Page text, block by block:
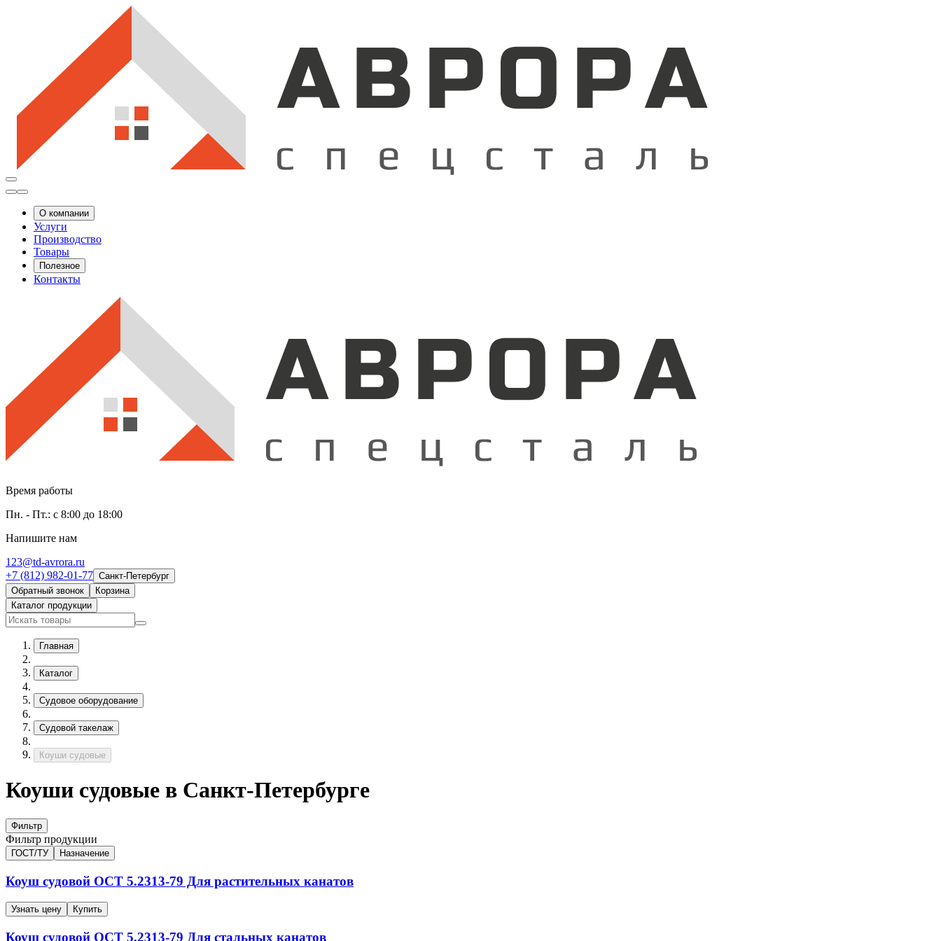
О компании
Услуги
Производство
Товары
Полезное
Контакты
Время работы
Пн. - Пт.: с 8:00 до 18:00
Напишите нам
123@td-avrora.ru
+7 (812) 982-01-77 Санкт-Петербург
Обратный звонок
Корзина
Каталог продукции
Главная
Каталог
Судовое оборудование
Судовой такелаж
Коуши судовые
Коуши судовые в Санкт-Петербурге
Фильтр
Фильтр продукции
ГОСТ/ТУ Назначение
Коуш судовой ОСТ 5.2313-79 Для растительных канатов
Узнать цену Купить
Коуш судовой ОСТ 5.2313-79 Для стальных канатов